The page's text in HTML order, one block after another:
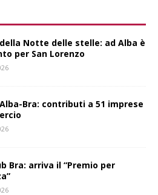
Notte delle stelle: ad Alba è
per San Lorenzo
Bra: contributi a 51 imprese
Bra: arriva il “Premio per